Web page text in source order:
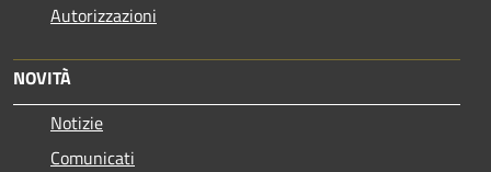
Autorizzazioni
NOVITÀ
Notizie
Comunicati